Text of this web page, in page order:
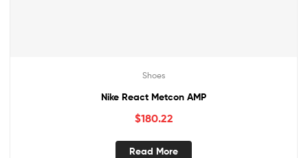
Shoes
Nike React Metcon AMP
$180.22
Read More